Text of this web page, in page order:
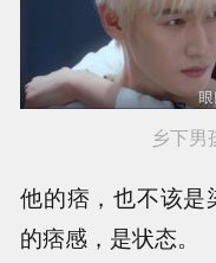
乡下男
他的痞，也不该是
的痞感，是状态。